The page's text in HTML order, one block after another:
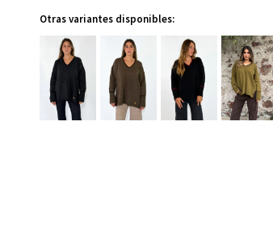
Otras variantes disponibles: